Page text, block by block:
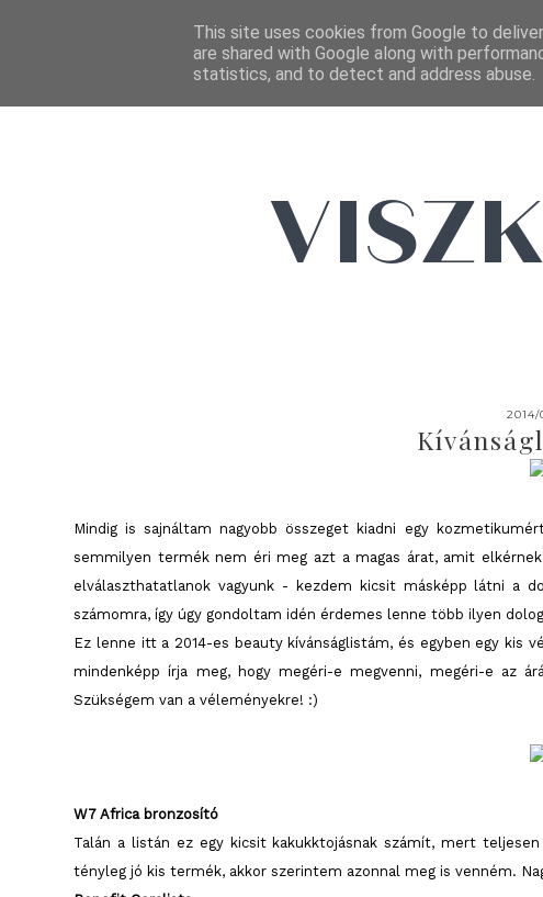
2014/
Mindig is sajnáltam nagyobb összeget kiadni egy
semmilyen termék nem éri meg azt a magas árat, amit
elválaszthatatlanok vagyunk - kezdem kicsit másképp látni a
számomra, így úgy gondoltam idén érdemes lenne több ilyen
Ez lenne itt a 2014-es beauty kívánságlistám, és egyben egy kis
mindenképp írja meg, hogy megéri-e megvenni, megéri-e az
Szükségem van a véleményekre! :)
W7 Africa bronzosító
Talán a listán ez egy kicsit kakukktojásnak számít, mert
tényleg jó kis termék, akkor szerintem azonnal meg is venném.
This site uses cookies from Google to
are shared with Google along with
statistics, and to detect and address abuse.